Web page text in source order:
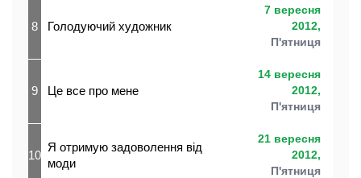
8 Голодуючий художник
7 вересня
2012,
П'ятниця
9 Це все про мене
14 вересня
2012,
П'ятниця
10
Я отримую задоволення від
моди
21 вересня
2012,
П'ятниця